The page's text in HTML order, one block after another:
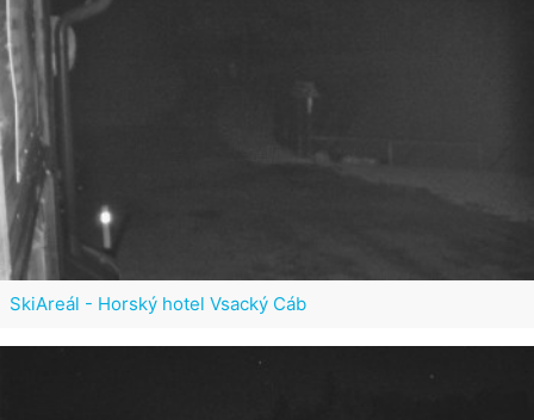
SkiAreál - Horský hotel Vsacký Cáb